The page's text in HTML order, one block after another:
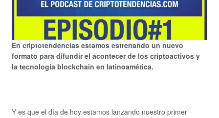
En criptotendencias estamos estrenando un nuevo
formato para difundir el acontecer de los criptoactivos y
la tecnología blockchain en latinoamérica.
Y es que el día de hoy estamos lanzando nuestro primer